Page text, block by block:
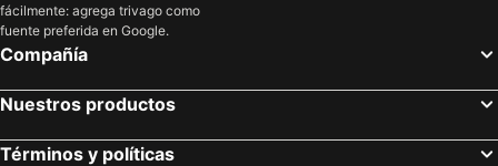
Hoteles en Listvyanka
Hoteles en Izhevsk
Hoteles en Dolzhanskaya
Hoteles en Millerovo
Hoteles en Khimki
fácilmente: agrega trivago como
fuente preferida en Google.
Compañía
Nuestros productos
Términos y políticas